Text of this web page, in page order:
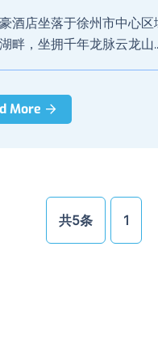
酒店坐落于徐州市中心
畔，坐拥千年龙脉云龙山
More
共5条 1